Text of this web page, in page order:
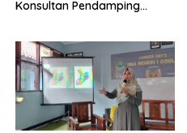
Konsultan Pendamping